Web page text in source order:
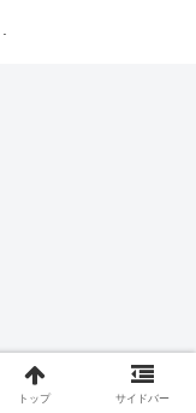
トップ サイドバー